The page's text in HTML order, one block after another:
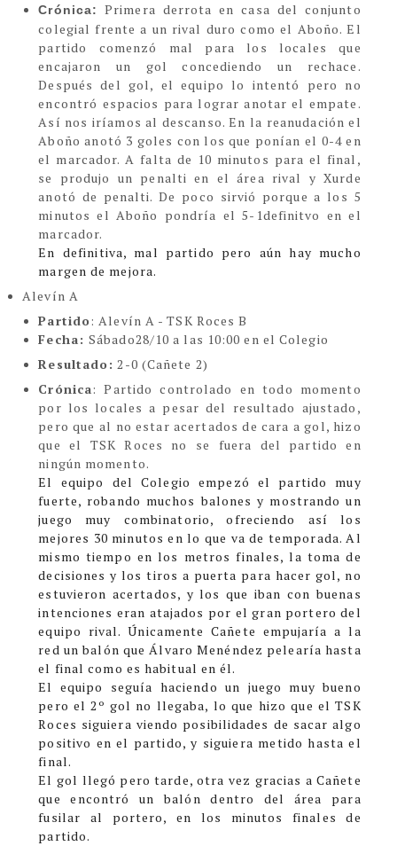
Crónica:
Primera derrota en casa del conjunto
colegial frente a un rival duro como el Aboño. El
partido comenzó mal para los locales que
encajaron un gol concediendo un rechace.
Después del gol, el equipo lo intentó pero no
encontró espacios para lograr anotar el empate.
Así nos iríamos al descanso. En la reanudación el
Aboño anotó 3 goles con los que ponían el 0-4 en
el marcador. A falta de 10 minutos para el final,
se produjo un penalti en el área rival y Xurde
anotó de penalti. De poco sirvió porque a los 5
minutos el Aboño pondría el 5-1definitvo en el
marcador.
En definitiva, mal partido pero aún hay mucho
margen de mejora.
Alevín A
Partido: Alevín A - TSK Roces B
Fecha:Sábado28/10 a las 10:00 en el Colegio
Resultado: 2-0 (Cañete 2)
Crónica:Partido controlado en todo momento
por los locales a pesar del resultado ajustado,
pero que al no estar acertados de cara a gol, hizo
que el TSK Roces no se fuera del partido en
ningún momento.
El equipo del Colegio empezó el partido muy
fuerte, robando muchos balones y mostrando un
juego muy combinatorio, ofreciendo así los
mejores 30 minutos en lo que va de temporada. Al
mismo tiempo en los metros finales, la toma de
decisiones y los tiros a puerta para hacer gol, no
estuvieron acertados, y los que iban con buenas
intenciones eran atajados por el gran portero del
equipo rival. Únicamente Cañete empujaría a la
red un balón que Álvaro Menéndez pelearía hasta
el final como es habitual en él.
El equipo seguía haciendo un juego muy bueno
pero el 2º gol no llegaba, lo que hizo que el TSK
Roces siguiera viendo posibilidades de sacar algo
positivo en el partido, y siguiera metido hasta el
final.
El gol llegó pero tarde, otra vez gracias a Cañete
que encontró un balón dentro del área para
fusilar al portero, en los minutos finales de
partido.